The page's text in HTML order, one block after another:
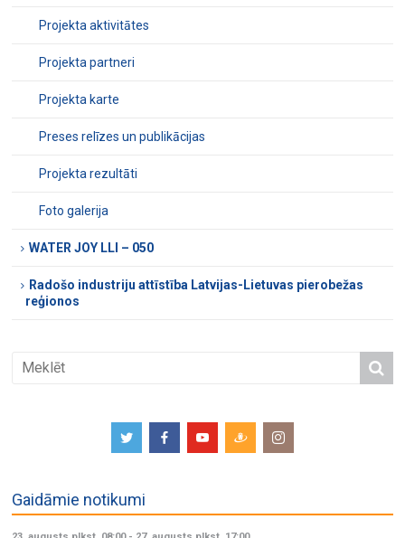
Projekta aktivitātes
Projekta partneri
Projekta karte
Preses relīzes un publikācijas
Projekta rezultāti
Foto galerija
WATER JOY LLI – 050
Radošo industriju attīstība Latvijas-Lietuvas pierobežas
reģionos
Gaidāmie notikumi